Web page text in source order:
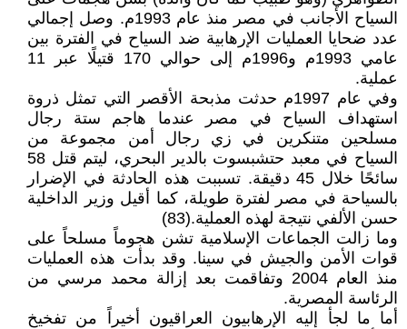
السياح الأجانب في مصر منذ عام 1993م. وصل إجمالي
عدد ضحايا العمليات الإرهابية ضد السياح في الفترة بين
عامي 1993م و1996م إلى حوالي 170 قتيلًا عبر 11
عملية.
وفي عام 1997م حدثت مذبحة الأقصر التي تمثل ذروة
استهداف السياح في مصر عندما هاجم ستة رجال
مسلحين متنكرين في زي رجال أمن مجموعة من
السياح في معبد حتشبسوت بالدير البحري، ليتم قتل 58
سائحًا خلال 45 دقيقة. تسببت هذه الحادثة في الإضرار
بالسياحة في مصر لفترة طويلة، كما أقيل وزير الداخلية
حسن الألفي نتيجة لهذه العملية.(83)
وما زالت الجماعات الإسلامية تشن هجوماً مسلحاً على
قوات الأمن والجيش في سينا. وقد بدأت هذه العمليات
منذ العام 2004 وتفاقمت بعد إزالة محمد مرسي من
الرئاسة المصرية.
أما ما لجأ إليه الإرهابيون العراقيون أخيراً من تفخيخ